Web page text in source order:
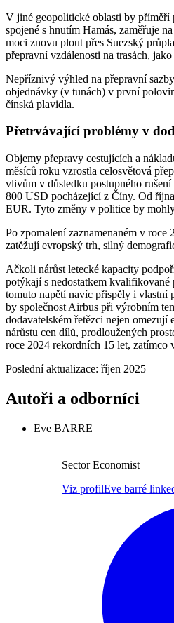
V jiné geopolitické oblasti by příměří
spojené s hnutím Hamás, zaměřuje
moci znovu plout přes Suezský
přepravní vzdálenosti na trasách,
Nepříznivý výhled na přepravní
objednávky (v tunách) v první
čínská plavidla.
Přetrvávající problémy v
Objemy přepravy cestujících a
měsíců roku vzrostla celosvětová
vlivům v důsledku postupného
800 USD pocházející z Číny. Od
EUR. Tyto změny v politice by
Po zpomalení zaznamenaném v
zatěžují evropský trh, silný
Ačkoli nárůst letecké kapacity
potýkají s nedostatkem
tomuto napětí navíc přispěly i vlastní
by společnost Airbus při výrobním
dodavatelském řetězci nejen
nárůstu cen dílů, prodloužených
roce 2024 rekordních 15 let, zatímco
Poslední aktualizace: říjen 2025
Autoři a odborníci
Eve BARRE
Sector Economist
Viz profilEve barré